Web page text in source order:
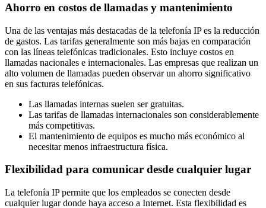
Ahorro en costos de llamadas y mantenimiento
Una de las ventajas más destacadas de la telefonía IP es la reducción
de gastos. Las tarifas generalmente son más bajas en comparación
con las líneas telefónicas tradicionales. Esto incluye costos en
llamadas nacionales e internacionales. Las empresas que realizan un
alto volumen de llamadas pueden observar un ahorro significativo
en sus facturas telefónicas.
Las llamadas internas suelen ser gratuitas.
Las tarifas de llamadas internacionales son considerablemente
más competitivas.
El mantenimiento de equipos es mucho más económico al
necesitar menos infraestructura física.
Flexibilidad para comunicar desde cualquier lugar
La telefonía IP permite que los empleados se conecten desde
cualquier lugar donde haya acceso a Internet. Esta flexibilidad es